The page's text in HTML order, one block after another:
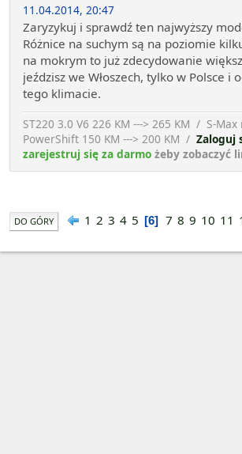
11.04.2014, 20:47
Zaryzykuj i sprawdź ten najwyższy
Różnice na suchym są na poziomie
na mokrym to już zdecydowanie
jeździsz we Włoszech, tylko w Polsce i
tego klimacie.
ST220 3.0 V6 226 KM ---> 265 KM / S-Max
PowerShift 150 KM ---> 200 KM / Zaloguj
zarejestruj się za darmo żeby zobaczyć
DO GÓRY 1 2 3 4 5 6 7 8 9 10 11